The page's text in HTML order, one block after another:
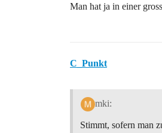
Man hat ja in einer
C_Punkt
mki:
Stimmt, sofern man